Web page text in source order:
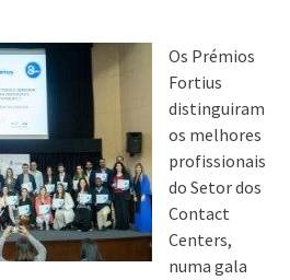
Os Prémios
Fortius
distinguiram
os melhores
profissionais
do Setor dos
Contact
Centers,
numa gala